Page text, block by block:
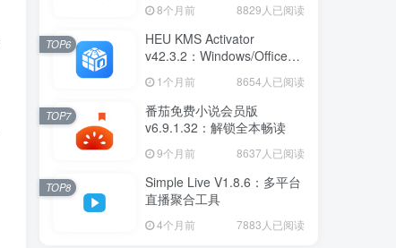
8个月前 8829人已阅读
HEU KMS Activator
v42.3.2：Windows/Office智
1个月前 8654人已阅读
TOP6
番茄免费小说会员版
v6.9.1.32：解锁全本畅读
9个月前 8637人已阅读
TOP7
Simple Live V1.8.6：多平台
直播聚合工具
4个月前 7883人已阅读
TOP8